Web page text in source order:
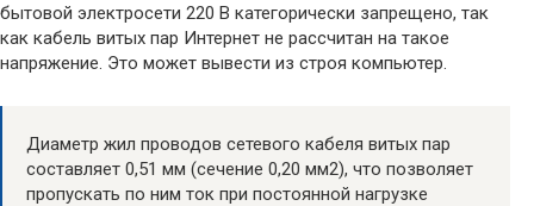
бытовой электросети 220 В категорически запрещено, так
как кабель витых пар Интернет не рассчитан на такое
напряжение. Это может вывести из строя компьютер.
Диаметр жил проводов сетевого кабеля витых пар
составляет 0,51 мм (сечение 0,20 мм2), что позволяет
пропускать по ним ток при постоянной нагрузке